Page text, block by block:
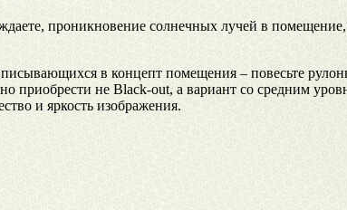
проникновение солнечных лучей в
в концепт помещения – повесьте
не Black-out, а вариант со средним
и яркость изображения.